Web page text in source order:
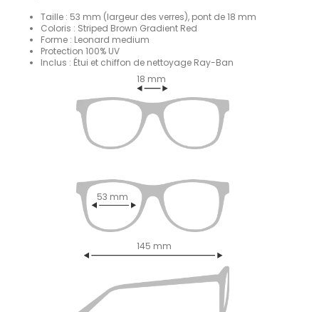
Taille : 53 mm (largeur des verres), pont de 18 mm
Coloris : Striped Brown Gradient Red
Forme : Leonard medium
Protection 100% UV
Inclus : Étui et chiffon de nettoyage Ray-Ban
18 mm
53 mm
145 mm